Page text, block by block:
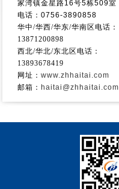
家湾镇金星路16号5栋509室
电话：0756-3890858
华中/华西/华东/华南 区电话：
13871200898
西北/华北/东北区电话：
13893678419
网址： www.zhhaitai.com
邮箱： haitai@zhhaitai.com